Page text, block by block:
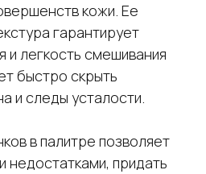
кожи. Ее
гарантирует
и легкость смешивания
быстро скрыть
и следы усталости.
в палитре позволяет
недостатками, придать